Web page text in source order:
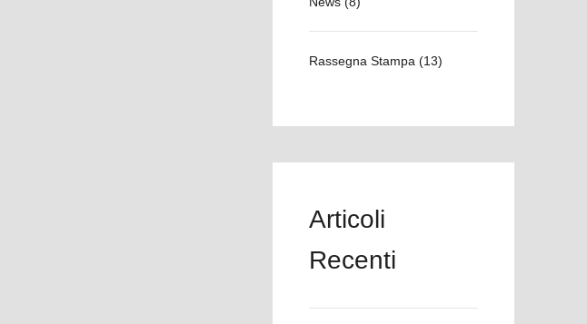
Rassegna Stampa (13)
Articoli
Recenti